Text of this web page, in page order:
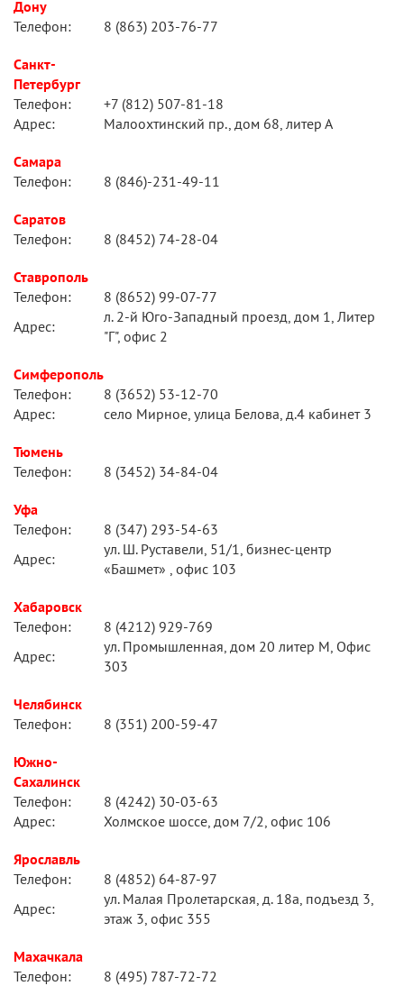
Дону
Телефон:
8 (863) 203-76-77
Санкт-
Петербург
Телефон:
+7 (812) 507-81-18
Адрес:
Малоохтинский пр., дом 68, литер А
Самара
Телефон:
8 (846)-231-49-11
Саратов
Телефон:
8 (8452) 74-28-04
Ставрополь
Телефон:
8 (8652) 99-07-77
Адрес:
л. 2-й Юго-Западный проезд, дом 1, Литер
"Г", офис 2
Симферополь
Телефон:
8 (3652) 53-12-70
Адрес:
село Мирное, улица Белова, д.4 кабинет 3
Тюмень
Телефон:
8 (3452) 34-84-04
Уфа
Телефон:
8 (347) 293-54-63
Адрес:
ул. Ш. Руставели, 51/1, бизнес-центр
«Башмет» , офис 103
Хабаровск
Телефон:
8 (4212) 929-769
Адрес:
ул. Промышленная, дом 20 литер М, Офис
303
Челябинск
Телефон:
8 (351) 200-59-47
Южно-
Сахалинск
Телефон:
8 (4242) 30-03-63
Адрес:
Холмское шоссе, дом 7/2, офис 106
Ярославль
Телефон:
8 (4852) 64-87-97
Адрес:
ул. Малая Пролетарская, д. 18а, подъезд 3,
этаж 3, офис 355
Махачкала
Телефон:
8 (495) 787-72-72